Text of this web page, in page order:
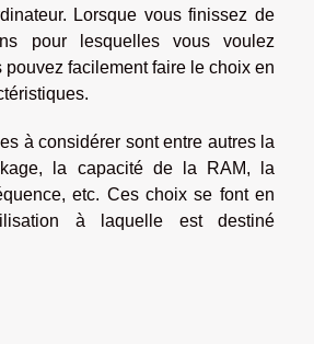
Lorsque vous finissez de
pour lesquelles vous voulez
pouvez facilement faire le choix en
à considérer sont entre autres la
la capacité de la RAM, la
etc. Ces choix se font en
à laquelle est destiné